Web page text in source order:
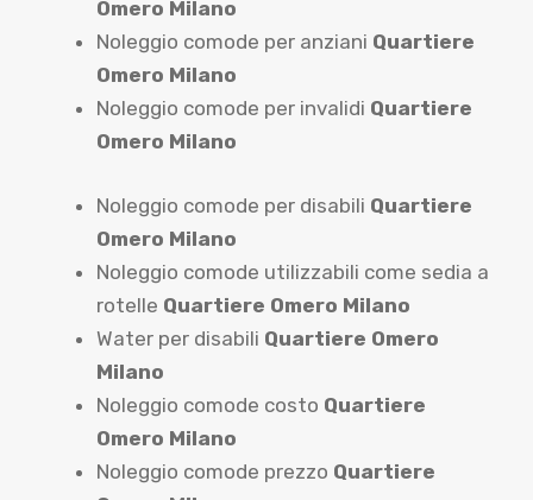
Omero Milano
Noleggio comode per anziani Quartiere
Omero Milano
Noleggio comode per invalidi Quartiere
Omero Milano
Noleggio comode per disabili Quartiere
Omero Milano
Noleggio comode utilizzabili come sedia a
rotelle Quartiere Omero Milano
Water per disabili Quartiere Omero
Milano
Noleggio comode costo Quartiere
Omero Milano
Noleggio comode prezzo Quartiere